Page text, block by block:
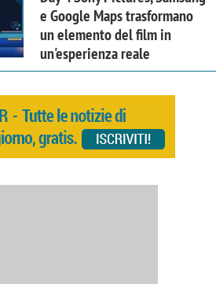
e Google Maps trasformano
un elemento del film in
un'esperienza reale